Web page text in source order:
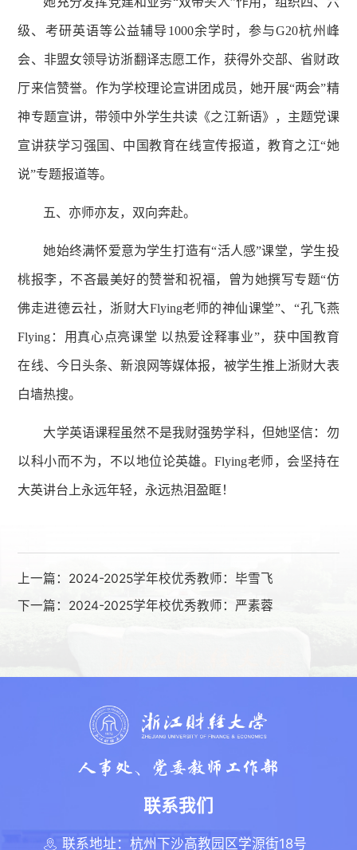
级、考研英语等公益辅导 1000余学时，参与G20杭州峰
会、非盟女领导访浙翻译志愿工作，获得外交部、省财政
厅来信赞誉。作为学校理论宣讲团成员，她开展“两会”精
神专题宣讲，带领中外学生共读《之江新语》，主题党课
宣讲获学习强国、中国教育在线宣传报道，教育之江“她
说”专题报道等。
五、亦师亦友，双向奔赴。
她始终满怀爱意为学生打造有“活人感”课堂， 学生投
桃报李，不吝最美好的赞誉和祝福，曾为她撰写专题“仿
佛走进德云社，浙财大Flying老师的神仙课堂”、“孔飞燕
Flying ：用真心点亮课堂 以热爱诠释事业”，获中国教育
在线、今日头条、新浪网等媒体报，被学生推上浙财大表
白墙热搜。
大学英语课程虽然不是我财强势学科，但她坚信：勿
以科小而不为，不以地位论英雄。Flying老师，会坚持在
大英讲台上永远年轻，永远热泪盈眶！
上一篇： 2024-2025学年校优秀教师：毕雪飞
下一篇： 2024-2025学年校优秀教师：严素蓉
联系我们
联系地址：杭州下沙高教园区学源街18号